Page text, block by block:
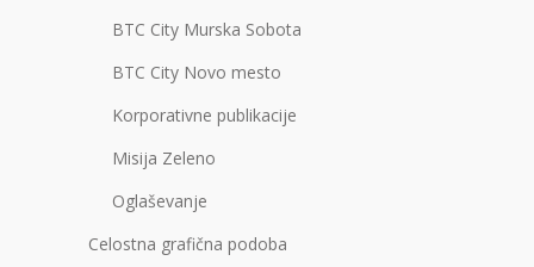
BTC City Murska Sobota
BTC City Novo mesto
Korporativne publikacije
Misija Zeleno
Oglaševanje
Celostna grafična podoba